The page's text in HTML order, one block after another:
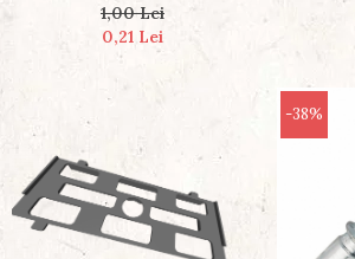
1,00 Lei
0,21 Lei
-38%